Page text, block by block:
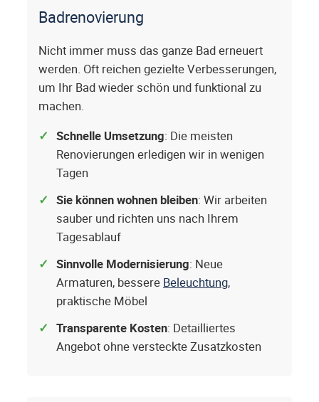
Badrenovierung
Nicht immer muss das ganze Bad erneuert
werden. Oft reichen gezielte Verbesserungen,
um Ihr Bad wieder schön und funktional zu
machen.
Schnelle Umsetzung: Die meisten
Renovierungen erledigen wir in wenigen
Tagen
Sie können wohnen bleiben: Wir arbeiten
sauber und richten uns nach Ihrem
Tagesablauf
Sinnvolle Modernisierung: Neue
Armaturen, bessere Beleuchtung,
praktische Möbel
Transparente Kosten: Detailliertes
Angebot ohne versteckte Zusatzkosten